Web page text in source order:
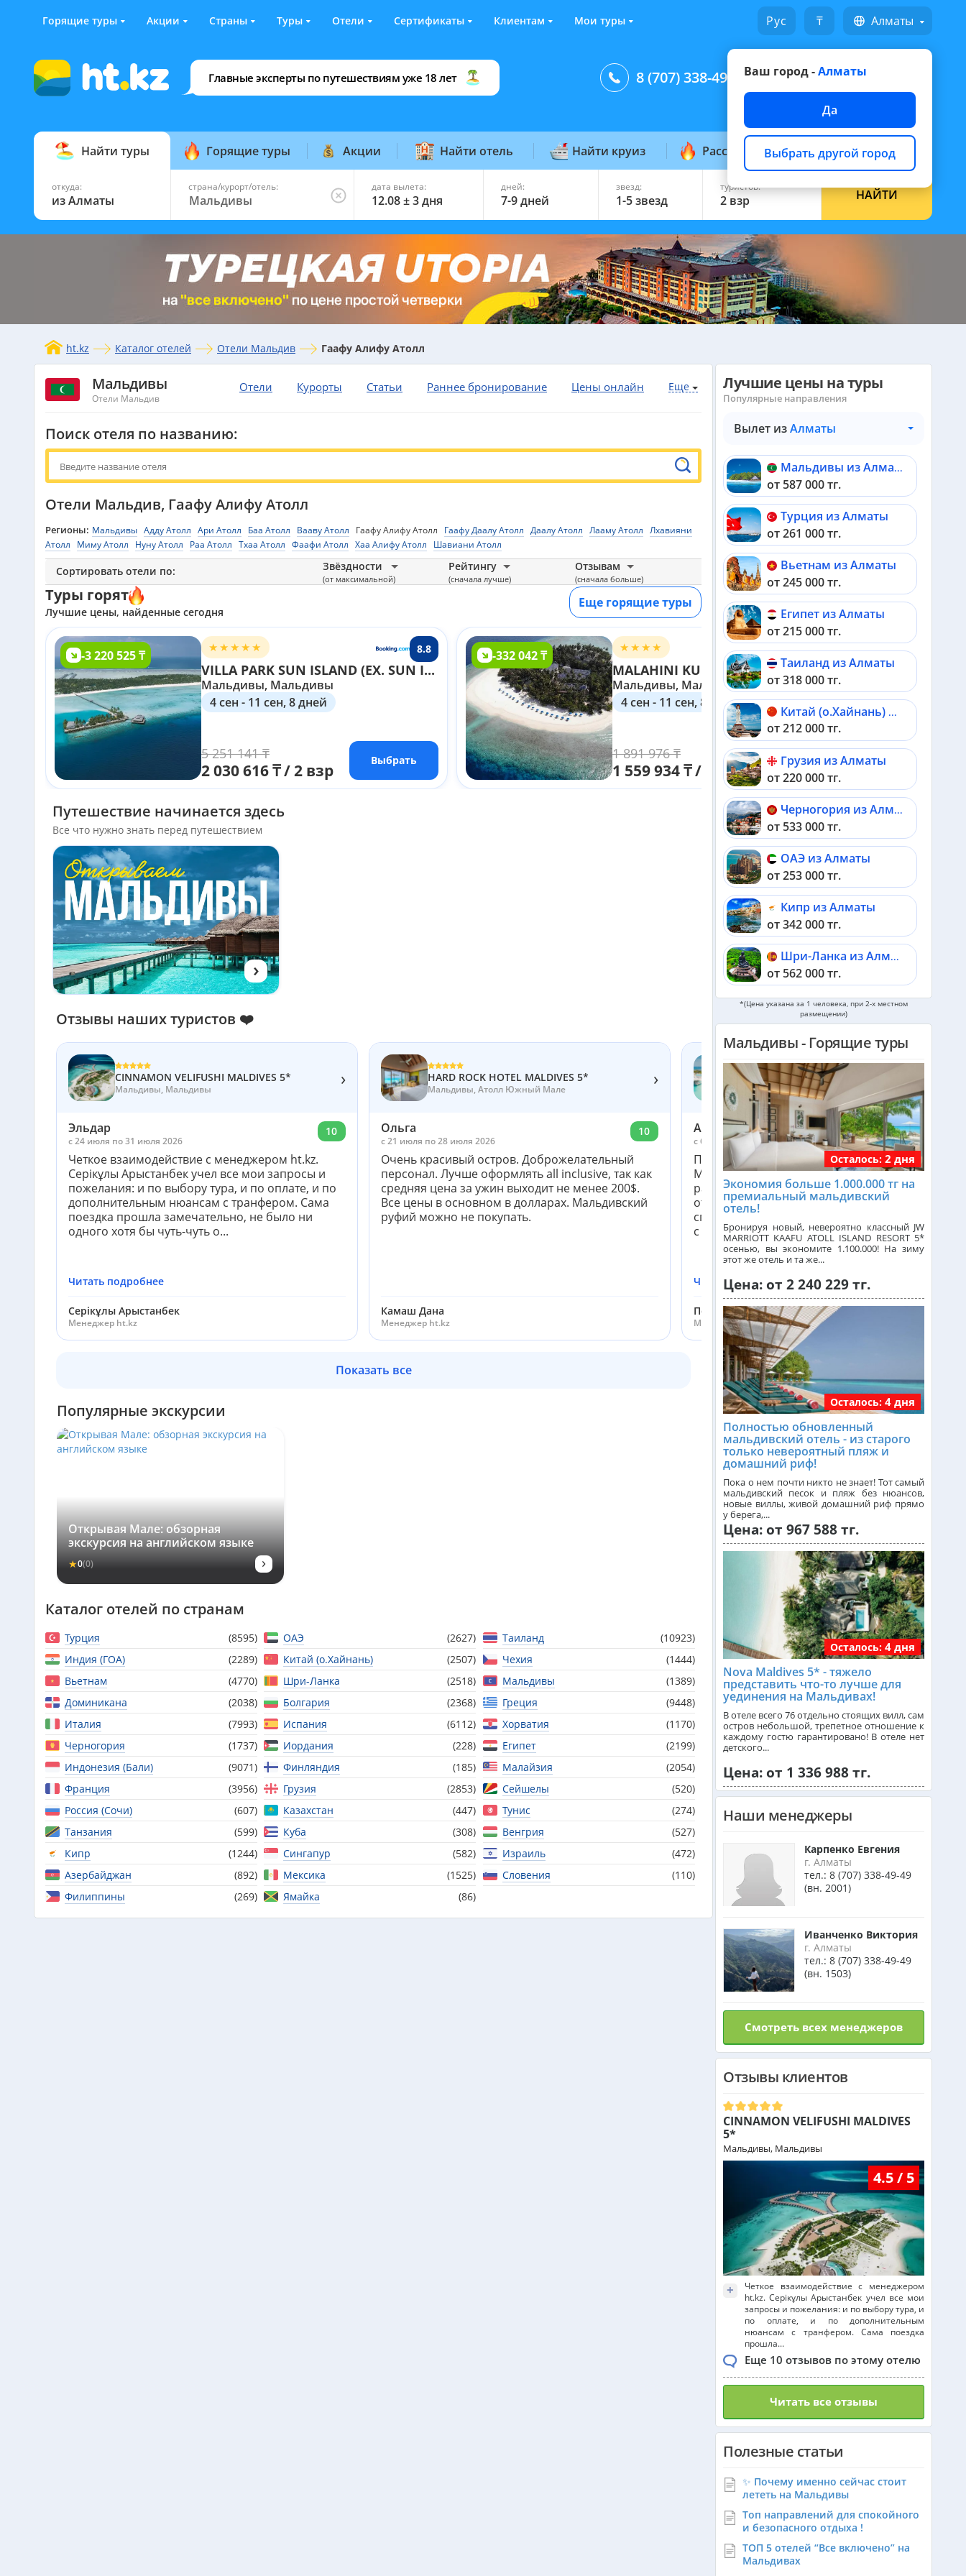
Горящие туры Акции Страны Туры Отели Сертификаты Клиентам Мои туры Русский ₸ Алматы
Ваш город -Алматы
Да
Выбрать другой город
Главные эксперты по путешествиям уже 18 лет 8 (707) 338-49-49 Написать на WhatsApp
Найти туры Горящие туры Акции Найти отель Найти круиз Рассылка горящих
откуда:
из Алматы
страна/курорт/отель: дата вылета:
12.08 ± 3 дня
дней:
7-9 дней
звезд:
1-5 звезд
туристов:
2 взр НАЙТИ
ht.kz Каталог отелей Отели Мальдив Гаафу Алифу Атолл
Отели Курорты Статьи Раннее бронирование Цены онлайн Еще
Мальдивы
Отели Мальдив
Поиск отеля по названию:
Отели Мальдив, Гаафу Алифу Атолл
Регионы: Мальдивы Адду Атолл Ари Атолл Баа Атолл Вааву Атолл Гаафу Алифу Атолл Гаафу Даалу Атолл Даалу Атолл Лааму Атолл Лхавияни
Атолл
Миму Атолл Нуну Атолл Раа Атолл Тхаа Атолл Фаафи Атолл Хаа Алифу Атолл Шавиани Атолл
Сортировать отели по: Звёздности
(от максимальной)
Рейтингу
(сначала лучше)
Отзывам
(сначала больше)
Туры горят
Лучшие цены, найденные сегодня
Еще горящие туры
-3 220 525 ₸ 8.8
VILLA PARK SUN ISLAND (EX. SUN ISLAND RESORT & SPA) 5*
Мальдивы, Мальдивы
4 сен - 11 сен, 8 дней
5 251 141 ₸
2 030 616 ₸ / 2 взр
Выбрать
-332 042 ₸ 8.4
MALAHINI KUDA BANDOS
Мальдивы, Мальдивы
4 сен - 11 сен, 8 дней
1 891 976 ₸
1 559 934 ₸ / 2 взр
Выбрать
-415 715 ₸
Путешествие начинается здесь
Все что нужно знать перед путешествием
›
Отзывы наших туристов ❤️
CINNAMON VELIFUSHI MALDIVES 5*
Мальдивы, Мальдивы ›
Эльдар
c 24 июля по 31 июля 2026
10
Четкое взаимодействие с менеджером ht.kz.
Серікұлы Арыстанбек учел все мои запросы и
пожелания: и по выбору тура, и по оплате, и по
дополнительным нюансам с транфером. Сама
поездка прошла замечательно, не было ни
одного хотя бы чуть-чуть о...
Читать подробнее
Серікұлы Арыстанбек
Менеджер ht.kz
HARD ROCK HOTEL MALDIVES 5*
Мальдивы, Атолл Южный Мале ›
Ольга
c 21 июля по 28 июля 2026
10
Очень красивый остров. Доброжелательный
персонал. Лучше оформлять all inclusive, так как
средняя цена за ужин выходит не менее 200$.
Все цены в основном в долларах. Мальдивский
руфий можно не покупать.
Камаш Дана
Менеджер ht.kz
JOY ISLAND 5*
Мальдивы, Мальдивы
Асель
c 6 июля по 13 июля 2026
Прекрасный остров. Относительно недалеко от
Мале. 45 минут на катере. Питание очень
разнообразное. Высокий сервис. Отдельно хочу
отметить СПА центр. Очень понравились услуги
спа-центра. На острове только один магазинчик
с сувенирами и проче...
Читать подробнее
Перекулимова Маргарита
Менеджер ht.kz
Показать все
Популярные экскурсии
Открывая Мале: обзорная
экскурсия на английском языке
★0(0) ›
Каталог отелей по странам
Турция (8595) ОАЭ (2627) Таиланд
(10923)
Индия (ГОА)
(2289) Китай (о.Хайнань) (2507) Чехия
(1444)
Вьетнам
(4770) Шри-Ланка (2518) Мальдивы
(1389)
Доминикана
(2038) Болгария (2368) Греция
(9448)
Италия
(7993) Испания (6112) Хорватия
(1170)
Черногория
(1737) Иордания (228) Египет
(2199)
Индонезия (Бали)
(9071) Финляндия (185) Малайзия
(2054)
Франция
(3956) Грузия (2853) Сейшелы
(520)
Россия (Сочи)
(607) Казахстан (447) Тунис
(274)
Танзания
(599) Куба (308) Венгрия
(527)
Кипр
(1244) Сингапур (582) Израиль
(472)
Азербайджан
(892) Мексика (1525) Словения
(110)
Филиппины
(269) Ямайка (86)
Лучшие цены на туры
Популярные направления
Вылет изАлматы
Мальдивы из Алматы
от 587 000 тг.
Турция из Алматы
от 261 000 тг.
Вьетнам из Алматы
от 245 000 тг.
Египет из Алматы
от 215 000 тг.
Таиланд из Алматы
от 318 000 тг.
Китай (о.Хайнань) из Алматы
от 212 000 тг.
Грузия из Алматы
от 220 000 тг.
Черногория из Алматы
от 533 000 тг.
ОАЭ из Алматы
от 253 000 тг.
Кипр из Алматы
от 342 000 тг.
Шри-Ланка из Алматы
от 562 000 тг.
Катар из Алматы
от 324 000 тг.
от 742 000 тг.
Малайзия из Алматы
от 385 000 тг.
Индия (ГОА) из Алматы
Италия из Алматы
Чехия из Алматы
Греция из Алматы
Сейшелы из Алматы
Доминикана из Алматы
Франция из Алматы
Болгария из Алматы
Финляндия из Алматы
Сингапур из Алматы
Танзания из Алматы
Венгрия из Алматы
Израиль из Алматы
Азербайджан из Алматы
Оман из Алматы
*(Цена указана за 1 человека, при 2-х местном
размещении)
Мальдивы - Горящие туры
Осталось: 2 дня
Экономия больше 1.000.000 тг на
премиальный мальдивский
отель!
Бронируя новый, невероятно классный JW
MARRIOTT KAAFU ATOLL ISLAND RESORT 5*
осенью, вы экономите 1.100.000! На зиму
этот же отель и та же...
Цена: от 2 240 229 тг.
Осталось: 4 дня
Полностью обновленный
мальдивский отель - из старого
только невероятный пляж и
домашний риф!
Пока о нем почти никто не знает! Тот самый
мальдивский песок и пляж без нюансов,
новые виллы, живой домашний риф прямо
у берега,...
Цена: от 967 588 тг.
Осталось: 4 дня
Nova Maldives 5* - тяжело
представить что-то лучше для
уединения на Мальдивах!
В отеле всего 76 отдельно стоящих вилл, сам
остров небольшой, трепетное отношение к
каждому гостю гарантировано! В отеле нет
детского...
Цена: от 1 336 988 тг.
Наши менеджеры
Карпенко Евгения
г. Алматы
тел.: 8 (707) 338-49-49
(вн. 2001)
Иванченко Виктория
г. Алматы
тел.: 8 (707) 338-49-49
(вн. 1503)
Смотреть всех менеджеров
Отзывы клиентов
CINNAMON VELIFUSHI MALDIVES
5*
Мальдивы, Мальдивы
4.5 / 5
+
Четкое взаимодействие с менеджером
ht.kz. Серікұлы Арыстанбек учел все мои
запросы и пожелания: и по выбору тура, и
по оплате, и по дополнительным
нюансам с транфером. Сама поездка
прошла...
Еще 10 отзывов по этому отелю
Читать все отзывы
Полезные статьи
✨ Почему именно сейчас стоит
лететь на Мальдивы
Топ направлений для спокойного
и безопасного отдыха !
ТОП 5 отелей “Все включено” на
Мальдивах